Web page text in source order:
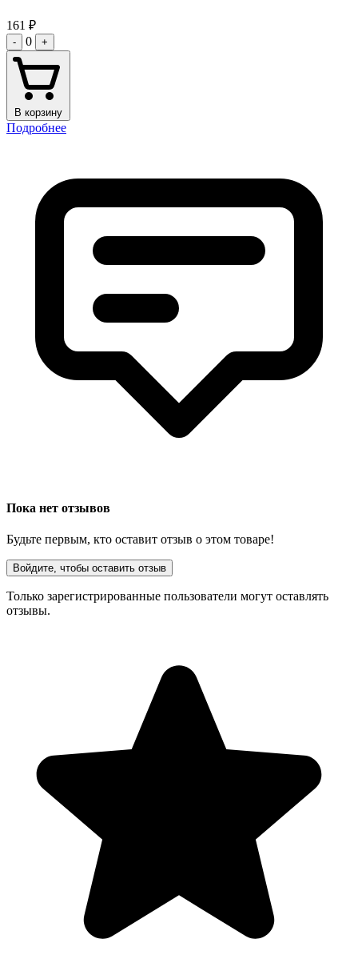
161 ₽
- 0 +
В корзину
Подробнее
Пока нет отзывов
Будьте первым, кто оставит отзыв о этом товаре!
Войдите, чтобы оставить отзыв
Только зарегистрированные пользователи могут оставлять
отзывы.